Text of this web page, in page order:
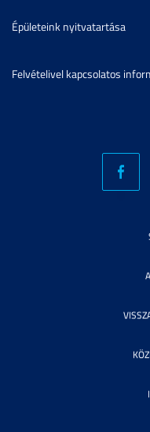
Épületeink nyitvatartása
Felvételivel kapcsolatos